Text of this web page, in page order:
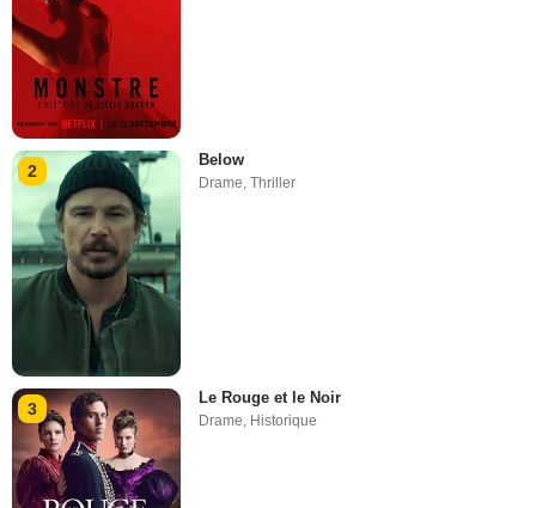
2
Below
Drame,Thriller
3
Le Rouge et le Noir
Drame Historique